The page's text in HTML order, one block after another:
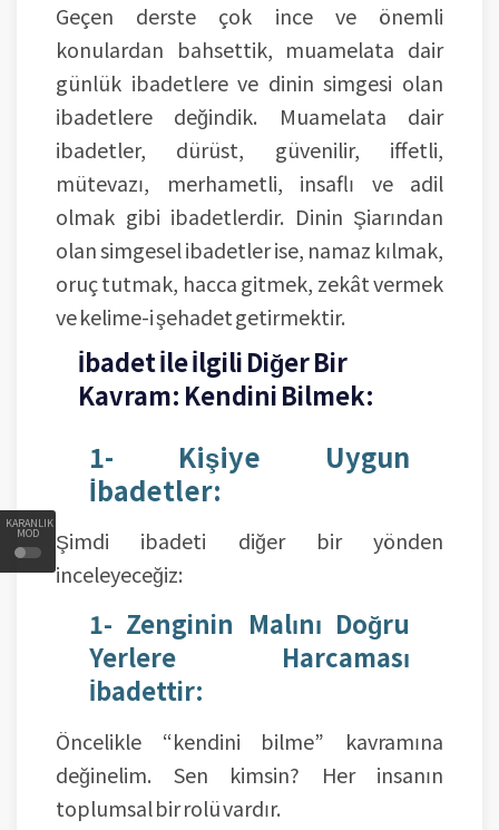
KARANLIK
MOD
Geçen derste çok ince ve önemli
konulardan bahsettik, muamelata dair
günlük ibadetlere ve dinin simgesi olan
ibadetlere değindik. Muamelata dair
ibadetler, dürüst, güvenilir, iffetli,
mütevazı, merhametli, insaflı ve adil
olmak gibi ibadetlerdir. Dinin Şiarından
olan simgesel ibadetler ise, namaz kılmak,
oruç tutmak, hacca gitmek, zekât vermek
ve kelime-i şehadet getirmektir.
İbadet İle İlgili Diğer Bir
Kavram: Kendini Bilmek:
1- Kişiye Uygun
İbadetler:
Şimdi ibadeti diğer bir yönden
inceleyeceğiz:
1- Zenginin Malını Doğru
Yerlere Harcaması
İbadettir:
Öncelikle “kendini bilme” kavramına
değinelim. Sen kimsin? Her insanın
toplumsal bir rolü vardır.